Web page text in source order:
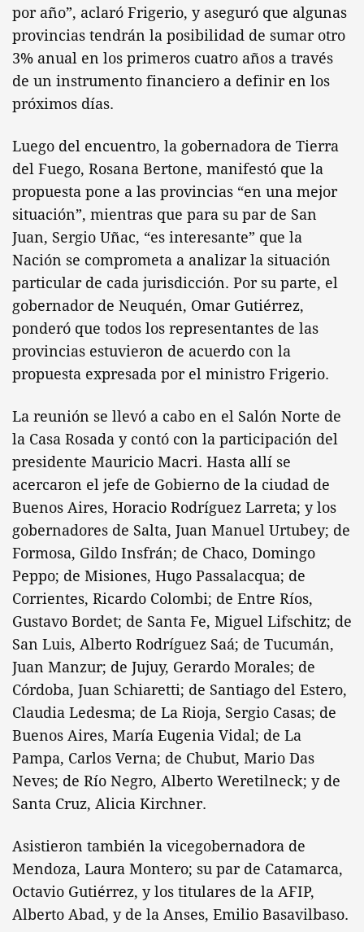
por año”, aclaró Frigerio, y aseguró que algunas
provincias tendrán la posibilidad de sumar otro
3% anual en los primeros cuatro años a través
de un instrumento financiero a definir en los
próximos días.
Luego del encuentro, la gobernadora de Tierra
del Fuego, Rosana Bertone, manifestó que la
propuesta pone a las provincias “en una mejor
situación”, mientras que para su par de San
Juan, Sergio Uñac, “es interesante” que la
Nación se comprometa a analizar la situación
particular de cada jurisdicción. Por su parte, el
gobernador de Neuquén, Omar Gutiérrez,
ponderó que todos los representantes de las
provincias estuvieron de acuerdo con la
propuesta expresada por el ministro Frigerio.
La reunión se llevó a cabo en el Salón Norte de
la Casa Rosada y contó con la participación del
presidente Mauricio Macri. Hasta allí se
acercaron el jefe de Gobierno de la ciudad de
Buenos Aires, Horacio Rodríguez Larreta; y los
gobernadores de Salta, Juan Manuel Urtubey; de
Formosa, Gildo Insfrán; de Chaco, Domingo
Peppo; de Misiones, Hugo Passalacqua; de
Corrientes, Ricardo Colombi; de Entre Ríos,
Gustavo Bordet; de Santa Fe, Miguel Lifschitz; de
San Luis, Alberto Rodríguez Saá; de Tucumán,
Juan Manzur; de Jujuy, Gerardo Morales; de
Córdoba, Juan Schiaretti; de Santiago del Estero,
Claudia Ledesma; de La Rioja, Sergio Casas; de
Buenos Aires, María Eugenia Vidal; de La
Pampa, Carlos Verna; de Chubut, Mario Das
Neves; de Río Negro, Alberto Weretilneck; y de
Santa Cruz, Alicia Kirchner.
Asistieron también la vicegobernadora de
Mendoza, Laura Montero; su par de Catamarca,
Octavio Gutiérrez, y los titulares de la AFIP,
Alberto Abad, y de la Anses, Emilio Basavilbaso.